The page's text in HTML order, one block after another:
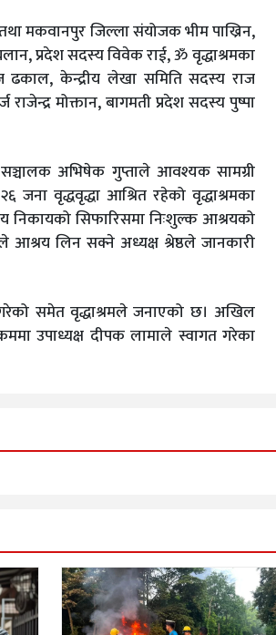
मकवानपुर जिल्ला संयोजक भीम पाख्रिन,
प्रदेश सदस्य विवेक राई, ॐ वृद्धाश्रमका
ढकाल, केन्द्रीय लेखा समिति सदस्य राज
मोक्तान, बागमती प्रदेश सदस्य पुष्पा
सञ्चालक अभिषेक गुप्ताले आवश्यक सामग्री
जना वृद्धवृद्धा आश्रित रहेको वृद्धाश्रमका
निकायको सिफारिसमा निःशुल्क आश्रयको
आश्रय लिन सक्ने अध्यक्ष श्रेष्ठले जानकारी
समेत वृद्धाश्रमले जनाएको छ। अखिल
उपाध्यक्ष दीपक लामाले स्वागत गरेका